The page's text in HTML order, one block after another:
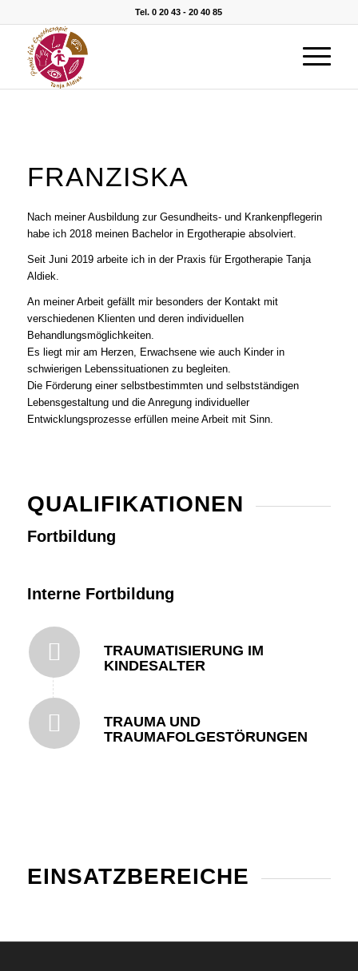
Tel. 0 20 43 - 20 40 85
FRANZISKA
Nach meiner Ausbildung zur Gesundheits- und Krankenpflegerin
habe ich 2018 meinen Bachelor in Ergotherapie absolviert.
Seit Juni 2019 arbeite ich in der Praxis für Ergotherapie Tanja
Aldiek.
An meiner Arbeit gefällt mir besonders der Kontakt mit
verschiedenen Klienten und deren individuellen
Behandlungsmöglichkeiten.
Es liegt mir am Herzen, Erwachsene wie auch Kinder in
schwierigen Lebenssituationen zu begleiten.
Die Förderung einer selbstbestimmten und selbstständigen
Lebensgestaltung und die Anregung individueller
Entwicklungsprozesse erfüllen meine Arbeit mit Sinn.
QUALIFIKATIONEN
Fortbildung
Interne Fortbildung
TRAUMATISIERUNG IM
KINDESALTER
TRAUMA UND
TRAUMAFOLGESTÖRUNGEN
EINSATZBEREICHE